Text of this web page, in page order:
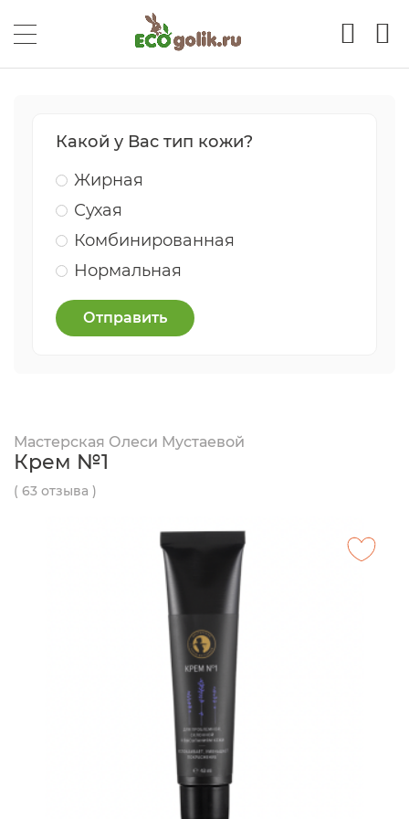
Какой у Вас тип кожи?
Жирная
Сухая
Комбинированная
Нормальная
Отправить
Мастерская Олеси Мустаевой
Крем №1
( 63 отзыва )